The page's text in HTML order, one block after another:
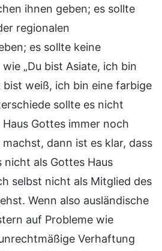
ihnen geben; es sollte
regionalen
es sollte keine
„Du bist Asiate, ich bin
bist weiß, ich bin eine farbige
sollte es nicht
Gottes immer noch
dann ist es klar, dass
nicht als Gottes Haus
selbst nicht als Mitglied des
Wenn also ausländische
auf Probleme wie
Verhaftung